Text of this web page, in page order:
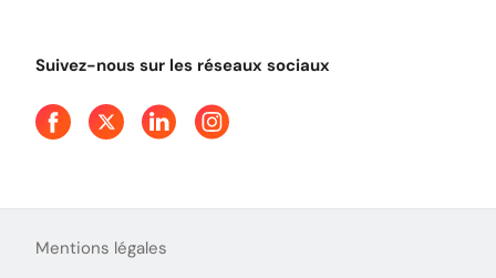
Presse
Suivez-nous sur les réseaux sociaux
Mentions légales